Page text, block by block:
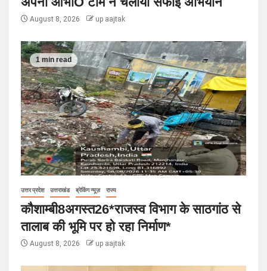
August 8, 2026 up aajtak
1 min read
उत्तर प्रदेश उत्तराखंड ब्रेकिंग न्यूज़ राज्य
कौशाम्बी8अगस्त26*राजस्व विभाग के साठगांठ से
तालाब की भूमि पर हो रहा निर्माण*
August 8, 2026 up aajtak